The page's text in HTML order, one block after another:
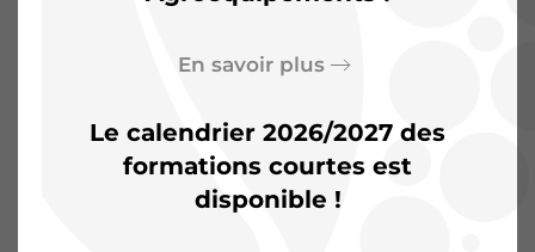
En savoir plus
Le calendrier 2026/2027 des
formations courtes est
disponible !